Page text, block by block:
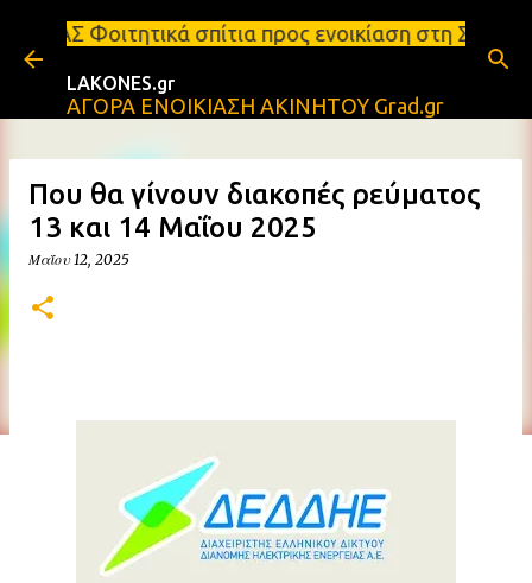
Μετάβαση στο κύριο περιεχόμενο
σπίτια προς ενοικίαση στη Σπάρτη
LAKONES.gr
ΑΓΟΡΑ ΕΝΟΙΚΙΑΣΗ ΑΚΙΝΗΤΟΥ Grad.gr
Που θα γίνουν διακοπές ρεύματος
13 και 14 Μαΐου 2025
Μαΐου 12, 2025